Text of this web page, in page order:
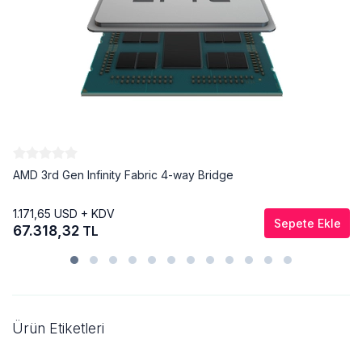
AMD 3rd Gen Infinity Fabric 4-way Bridge
1.171,65 USD + KDV
67.318,32 TL Sepete Ekle
Ürün Etiketleri